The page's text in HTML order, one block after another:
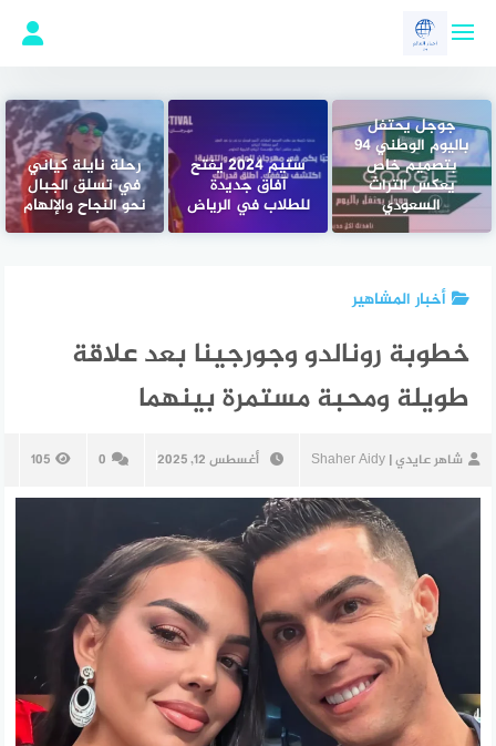
جوجل يحتفل
باليوم الوطني 94
بتصميم خاص
يعكس التراث
السعودي
ستيم 2024 يفتح
آفاق جديدة
للطلاب في الرياض
رحلة نايلة كياني
في تسلق الجبال
نحو النجاح والإلهام
أخبار المشاهير
خطوبة رونالدو وجورجينا بعد علاقة
طويلة ومحبة مستمرة بينهما
شاهر عايدي | Shaher Aidy أغسطس 12, 2025 0
105